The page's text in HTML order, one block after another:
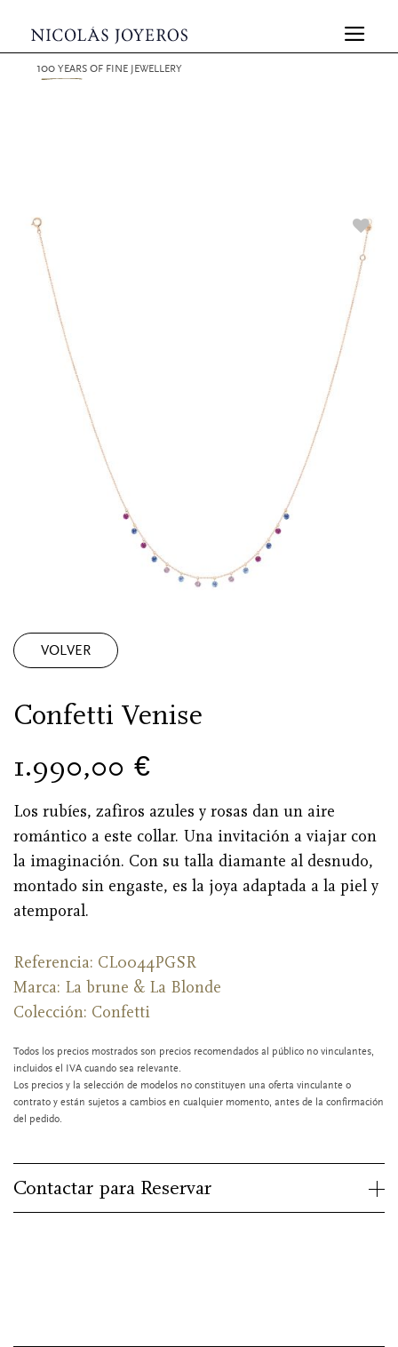
100 YEARS OF FINE JEWELLERY
VOLVER
Confetti Venise
1.990,00 €
Los rubíes, zafiros azules y rosas dan un aire
romántico a este collar. Una invitación a viajar con
la imaginación. Con su talla diamante al desnudo,
montado sin engaste, es la joya adaptada a la piel y
atemporal.
Referencia: CL0044PGSR
Marca: La brune & La Blonde
Colección: Confetti
Todos los precios mostrados son precios recomendados al público no vinculantes,
incluidos el IVA cuando sea relevante.
Los precios y la selección de modelos no constituyen una oferta vinculante o
contrato y están sujetos a cambios en cualquier momento, antes de la confirmación
del pedido.
Contactar para Reservar